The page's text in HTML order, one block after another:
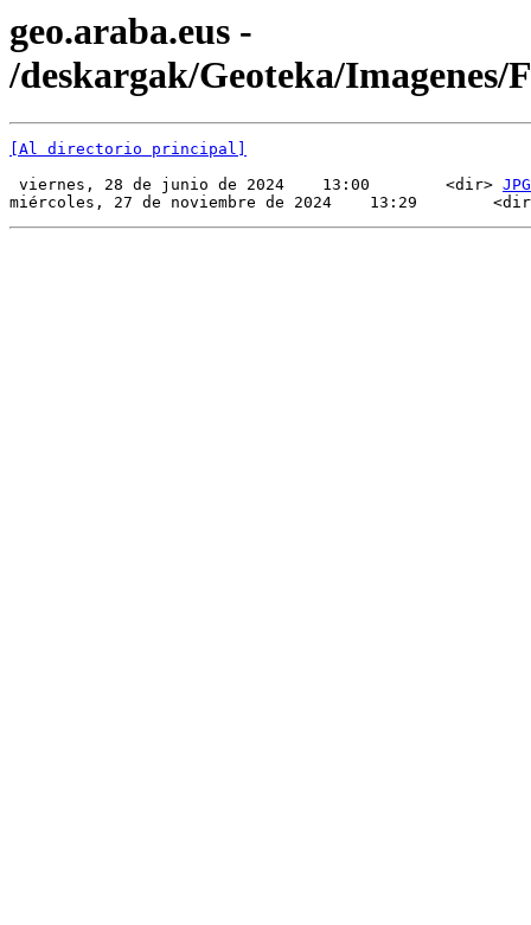
geo.araba.eus -
/deskargak/Geoteka/Imagenes/
[Al directorio principal]
viernes, 28 de junio de 2024    13:00        <dir> JPG
miércoles, 27 de noviembre de 2024    13:29